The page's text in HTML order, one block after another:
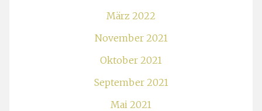
März 2022
November 2021
Oktober 2021
September 2021
Mai 2021